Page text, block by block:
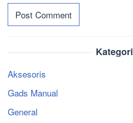
Kategori
Aksesoris
Gads Manual
General